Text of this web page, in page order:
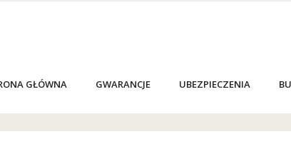
GŁÓWNA GWARANCJE UBEZPIECZENIA